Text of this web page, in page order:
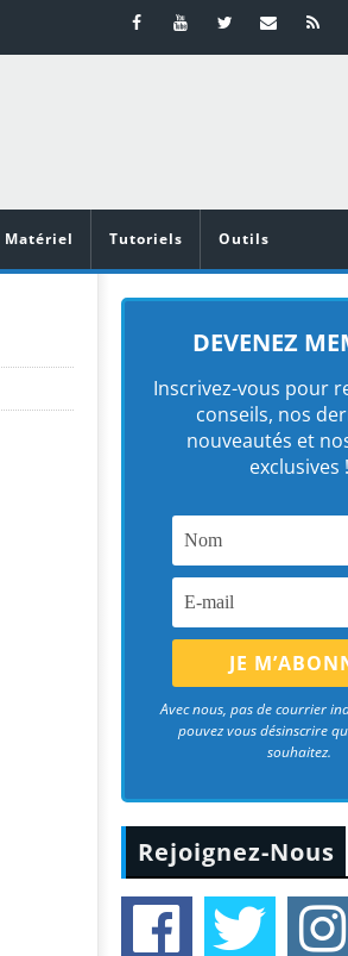
Matériel Tutoriels Outils
DEVENEZ
Inscrivez-vous pour
conseils, nos
nouveautés et
exclusives !
Avec nous, pas de courrier
pouvez vous désinscrire
souhaitez.
Rejoignez-Nous